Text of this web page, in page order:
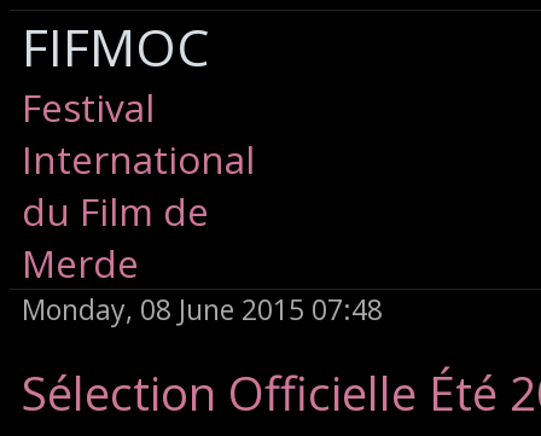
FIFMOC
Festival
International
du Film de
Merde
Monday, 08 June 2015 07:48
Sélection Officielle Été